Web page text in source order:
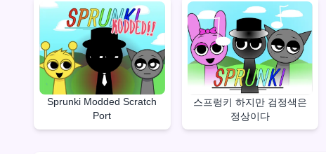
Sprunki Modded Scratch
Port
스프렁키 하지만 검정색은
정상이다